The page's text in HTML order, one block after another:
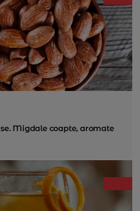
Migdale coapte, aromate